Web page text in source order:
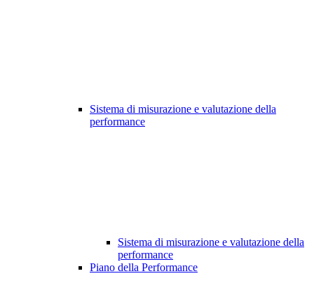
Sistema di misurazione e valutazione della
performance
Sistema di misurazione e valutazione della
performance
Piano della Performance